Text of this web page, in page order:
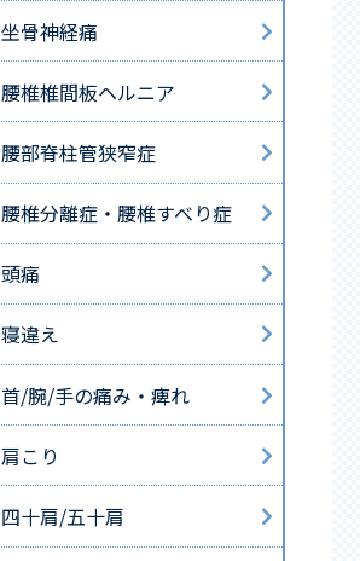
坐骨神経痛
腰椎椎間板ヘルニア
腰部脊柱管狭窄症
腰椎分離症・腰椎すべり症
頭痛
寝違え
首/腕/手の痛み・痺れ
肩こり
四十肩/五十肩